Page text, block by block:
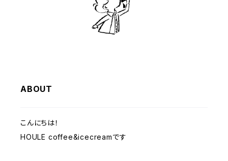
ABOUT
こんにちは！
HOULE coffee&icecreamです